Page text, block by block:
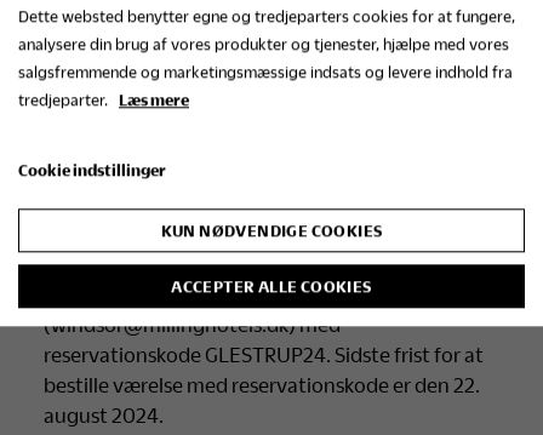
kommentarfeltet.
Hvis du har særlige krav til kost, kan det også
noteres i kommentarfeltet.
Der er mulighed for at reservere overnatning i
Odense på Hotel Ansgar
(ansgar@millinghotels.dk) og Hotel Windsor
(windsor@millinghotels.dk) med
reservationskode GLESTRUP24. Sidste frist for at
bestille værelse med reservationskode er den 22.
august 2024.
Dette websted benytter egne og tredjeparters cookies for at fungere,
analysere din brug af vores produkter og tjenester, hjælpe med vores
salgsfremmende og marketingsmæssige indsats og levere indhold fra
tredjeparter. Læs mere
Cookie indstillinger
KUN NØDVENDIGE COOKIES
ACCEPTER ALLE COOKIES